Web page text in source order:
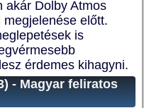
akár Dolby Atmos
előtt.
is
érdemes kihagyni.
- Magyar feliratos